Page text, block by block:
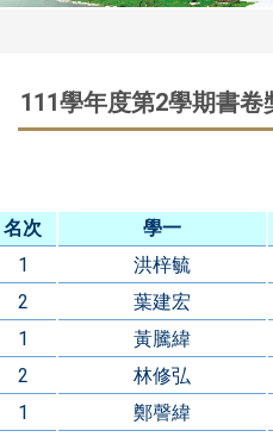
111學年度第2學期書卷
名次 學一
1 洪梓毓
2
葉建宏
1 黃騰緯
2
林修弘
1 鄭謦緯